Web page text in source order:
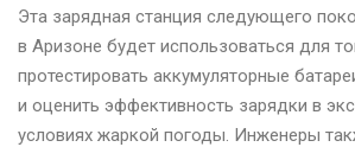
Эта зарядная станция следующего
в Аризоне будет использоваться для
протестировать аккумуляторные
и оценить эффективность зарядки в
условиях жаркой погоды. Инженеры